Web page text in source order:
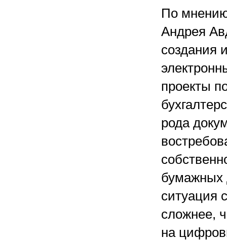
По
Андрея
создания
проекты
рода
бумажных
ситуация
сложнее,
на